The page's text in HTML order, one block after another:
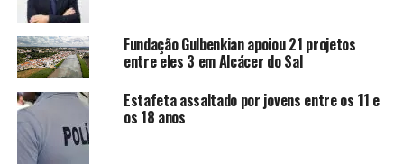
Fundação Gulbenkian apoiou 21 projetos
entre eles 3 em Alcácer do Sal
Estafeta assaltado por jovens entre os 11 e
os 18 anos